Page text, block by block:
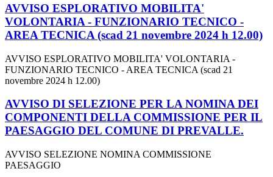
AVVISO ESPLORATIVO MOBILITA'
VOLONTARIA - FUNZIONARIO TECNICO -
AREA TECNICA (scad 21 novembre 2024 h 12.00)
AVVISO ESPLORATIVO MOBILITA' VOLONTARIA -
FUNZIONARIO TECNICO - AREA TECNICA (scad 21
novembre 2024 h 12.00)
AVVISO DI SELEZIONE PER LA NOMINA DEI
COMPONENTI DELLA COMMISSIONE PER IL
PAESAGGIO DEL COMUNE DI PREVALLE.
AVVISO SELEZIONE NOMINA COMMISSIONE
PAESAGGIO